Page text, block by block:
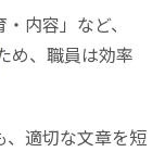
内容」など、
め、職員は効率
、適切な文章を短